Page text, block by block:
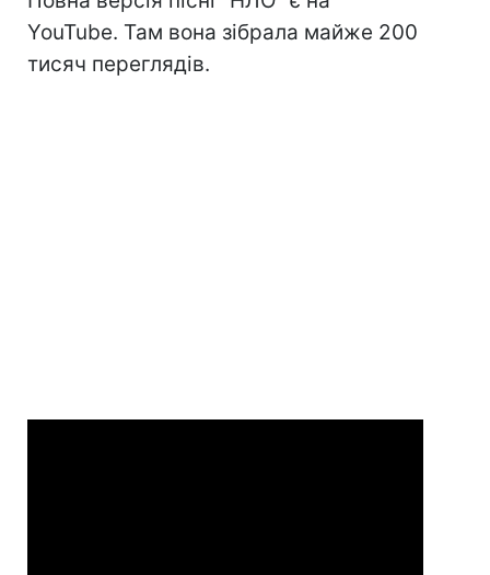
YouTube. Там вона зібрала майже 200
тисяч переглядів.